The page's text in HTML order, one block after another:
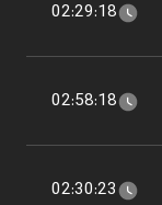
02:29:18
02:58:18
02:30:23